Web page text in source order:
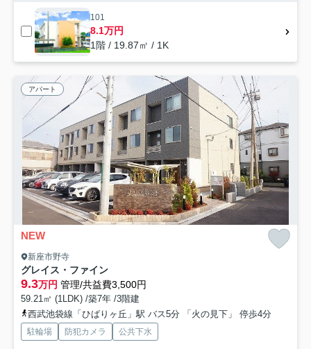
101
8.1万円
1階 / 19.87㎡ / 1K
アパート
NEW
新座市野寺
グレイス・ファイン
9.3万円 管理/共益費3,500円
59.21㎡ (1LDK) /築7年 /3階建
西武池袋線「ひばりヶ丘」駅 バス5分 「火の見下」 停歩4分
駐輪場 防犯カメラ 公共下水